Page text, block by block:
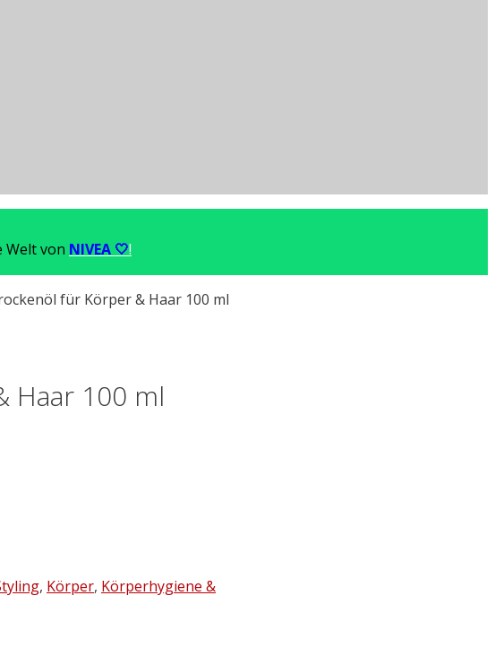
Welt von NIVEA 🤍!
für Körper & Haar 100 ml
Haar 100 ml
, Körper, Körperhygiene &